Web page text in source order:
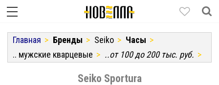
Главная Бренды Seiko
Часы
.. мужские кварцевые
..от 100 до 200 тыс. руб.
Seiko Sportura